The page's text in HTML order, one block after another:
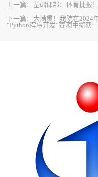
上一篇：基础课部：体育捷报
下一篇： 大满贯！我院在2024
“Python程序开发”赛项中揽获